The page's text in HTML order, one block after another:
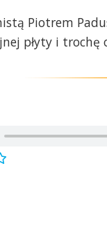
Piotrem
płyty i trochę